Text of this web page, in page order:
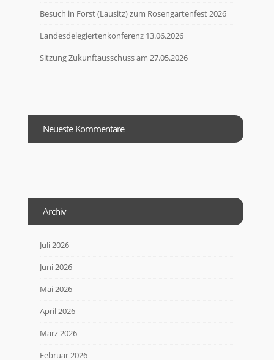
Besuch in Forst (Lausitz) zum Rosengartenfest 2026
Landesdelegiertenkonferenz 13.06.2026
Sitzung Zukunftausschuss am 27.05.2026
Neueste Kommentare
Archiv
Juli 2026
Juni 2026
Mai 2026
April 2026
März 2026
Februar 2026